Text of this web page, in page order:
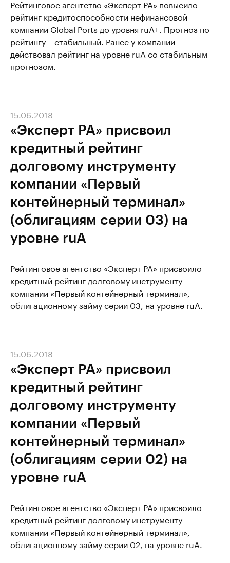
Рейтинговое агентство «Эксперт РА» повысило
рейтинг кредитоспособности нефинансовой
компании Global Ports до уровня ruA+. Прогноз по
рейтингу – стабильный. Ранее у компании
действовал рейтинг на уровне ruA со стабильным
прогнозом.
«Эксперт РА» присвоил
кредитный рейтинг
долговому инструменту
компании «Первый
контейнерный терминал»
(облигациям серии 03) на
уровне ruА
15.06.2018
Рейтинговое агентство «Эксперт РА» присвоило
кредитный рейтинг долговому инструменту
компании «Первый контейнерный терминал»,
облигационному займу серии 03, на уровне ruА.
«Эксперт РА» присвоил
кредитный рейтинг
долговому инструменту
компании «Первый
контейнерный терминал»
(облигациям серии 02) на
уровне ruА
15.06.2018
Рейтинговое агентство «Эксперт РА» присвоило
кредитный рейтинг долговому инструменту
компании «Первый контейнерный терминал»,
облигационному займу серии 02, на уровне ruА.